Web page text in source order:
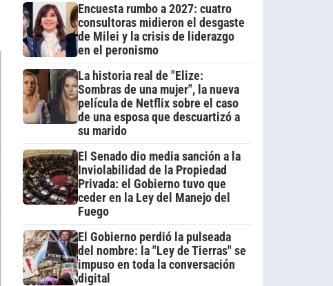
Encuesta rumbo a 2027: cuatro
consultoras midieron el desgaste
de Milei y la crisis de liderazgo
en el peronismo
La historia real de "Elize:
Sombras de una mujer", la nueva
película de Netflix sobre el caso
de una esposa que descuartizó a
su marido
El Senado dio media sanción a la
Inviolabilidad de la Propiedad
Privada: el Gobierno tuvo que
ceder en la Ley del Manejo del
Fuego
El Gobierno perdió la pulseada
del nombre: la "Ley de Tierras" se
impuso en toda la conversación
digital